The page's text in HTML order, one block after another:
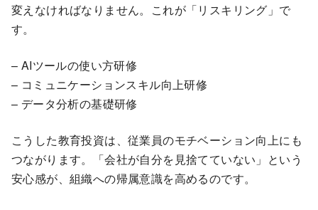
変えなければなりません。これが「リスキリング」で
す。
– AIツールの使い方研修
– コミュニケーションスキル向上研修
– データ分析の基礎研修
こうした教育投資は、従業員のモチベーション向上にも
つながります。「会社が自分を見捨てていない」という
安心感が、組織への帰属意識を高めるのです。